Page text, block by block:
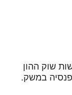
רשות שוק ההון
במשק.